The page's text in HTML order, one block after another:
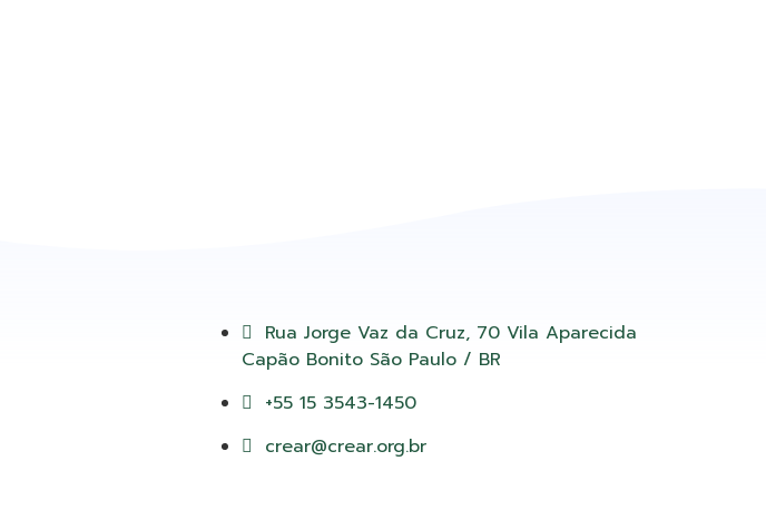
Rua Jorge Vaz da Cruz, 70 Vila Aparecida
Capão Bonito São Paulo / BR
+55 15 3543-1450
crear@crear.org.br